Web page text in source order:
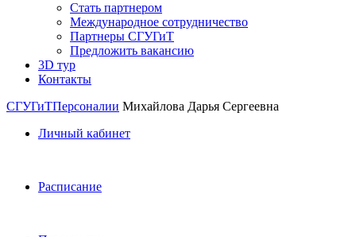
Стать партнером
Международное сотрудничество
Партнеры СГУГиТ
Предложить вакансию
3D тур
Контакты
СГУГиТПерсоналии Михайлова Дарья Сергеевна
Личный кабинет
Расписание